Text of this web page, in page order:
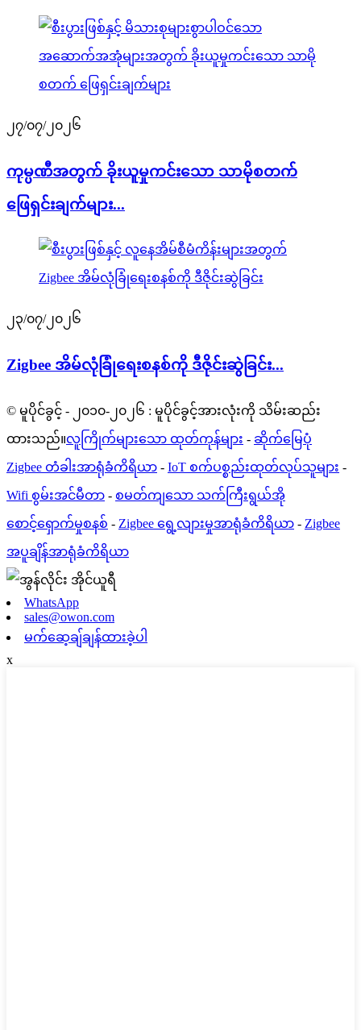
၂၇/၀၇/၂၀၂၆
ကုမ္ပဏီအတွက် ခိုးယူမှုကင်းသော သာမိုစတက်
ဖြေရှင်းချက်များ...
၂၃/၀၇/၂၀၂၆
Zigbee အိမ်လုံခြုံရေးစနစ်ကို ဒီဇိုင်းဆွဲခြင်း...
© မူပိုင်ခွင့် - ၂၀၁၀-၂၀၂၆ : မူပိုင်ခွင့်အားလုံးကို သိမ်းဆည်း
ထားသည်။လူကြိုက်များသော ထုတ်ကုန်များ - ဆိုက်မြေပုံ
Zigbee တံခါးအာရုံခံကိရိယာ - IoT စက်ပစ္စည်းထုတ်လုပ်သူများ -
Wifi စွမ်းအင်မီတာ - စမတ်ကျသော သက်ကြီးရွယ်အို
စောင့်ရှောက်မှုစနစ် - Zigbee ရွေ့လျားမှုအာရုံခံကိရိယာ - Zigbee
အပူချိန်အာရုံခံကိရိယာ
WhatsApp
sales@owon.com
မက်ဆေ့ချ်ချန်ထားခဲ့ပါ
x